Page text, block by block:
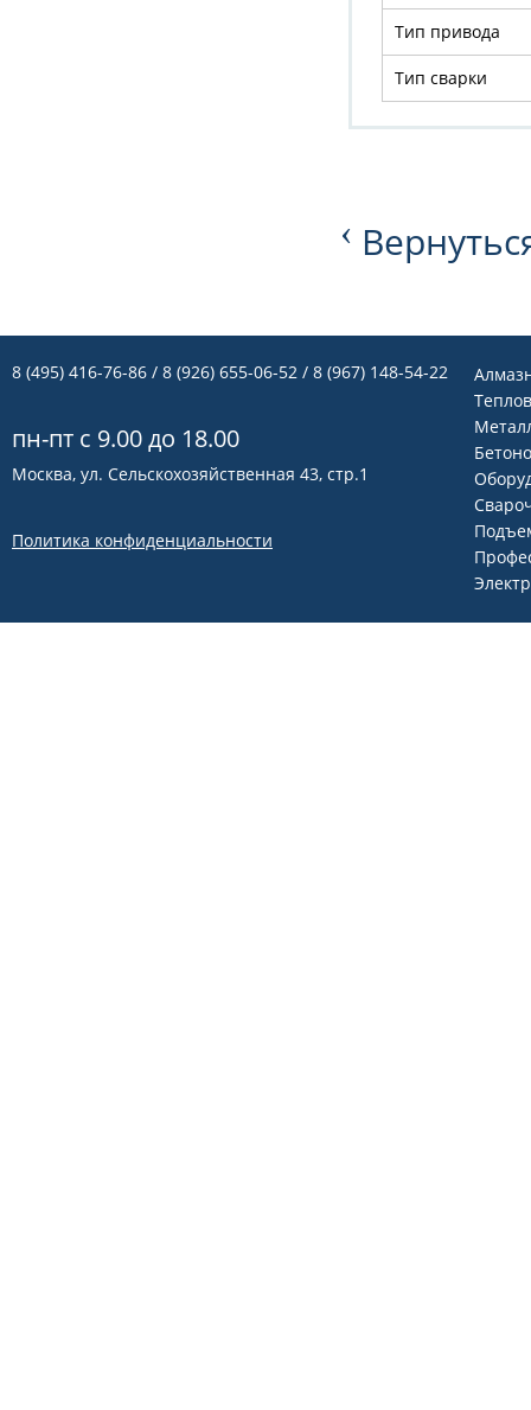
Тип привода
Тип сварки
‹
8 (495) 416-76-86 / 8 (926) 655-06-52 / 8 (967) 148-54-22
пн-пт с 9.00 до 18.00
Москва, ул. Сельскохозяйственная 43, стр.1
Политика конфиденциальности